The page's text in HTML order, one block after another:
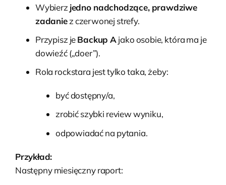
Wybierz jedno nadchodzące, prawdziwe
zadaniez czerwonej strefy.
Przypisz jeBackup A jako osobie, która ma je
dowieźć („doer”).
Rola rockstara jest tylko taka, żeby:
być dostępny/a,
zrobić szybki review wyniku,
odpowiadać na pytania.
Przykład:
Następny miesięczny raport: